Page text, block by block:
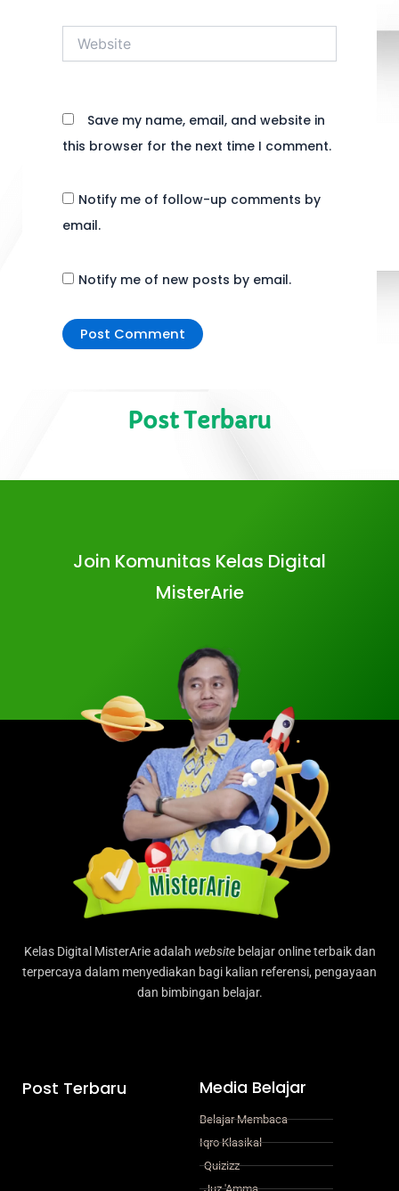
Website
Save my name, email, and website in
this browser for the next time I comment.
Notify me of follow-up comments by
email.
Notify me of new posts by email.
Post Terbaru
Join Komunitas Kelas Digital
MisterArie
Kelas Digital MisterArie adalah websitebelajar online terbaik dan
terpercaya dalam menyediakan bagi kalian referensi, pengayaan
dan bimbingan belajar.
Post Terbaru Media Belajar
Belajar Membaca
Iqro Klasikal
Quizizz